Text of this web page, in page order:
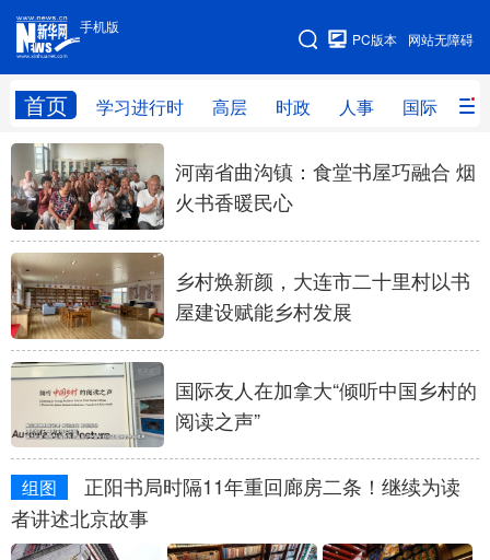
手机版
网站无障碍
PC版本
首页 学习进行时 高层 时政 人事 国际 财
手机版
网站地图
学习进行时 高层 时政 人事
国际 财经 网评
台湾 思客智库
科技 科创 量子
文化 书画 健康 军事
访谈 视频 图片 政务
法律 中央文件
食品 人居 信息化 数字经济
学术中国
河南省曲沟镇：食堂书屋巧融合 烟
火书香暖民心
乡村焕新颜，大连市二十里村以书
屋建设赋能乡村发展
国际友人在加拿大“倾听中国乡村的
阅读之声”
组图
正阳书局时隔11年重回廊房二条！继续为读
者讲述北京故事